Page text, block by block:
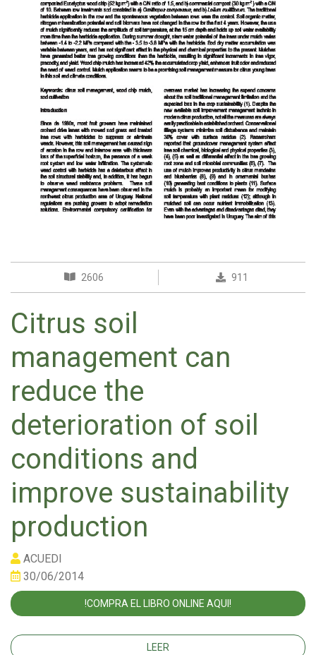
2606 911
Citrus soil
management can
reduce the
deterioration of soil
conditions and
improve sustainability
production
ACUEDI
30/06/2014
!COMPRA EL LIBRO ONLINE AQUI!
LEER